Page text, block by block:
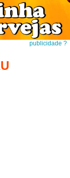
publicidade ?